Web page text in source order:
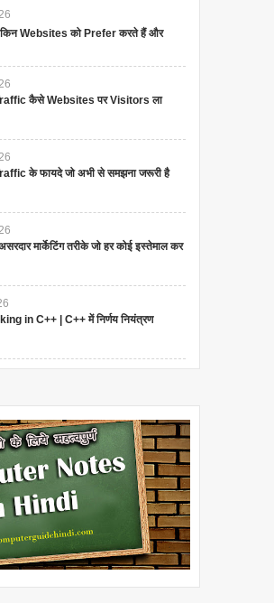
Websites को Prefer करते हैं और
कैसे Websites पर Visitors ला
के फायदे जो अभी से समझना जरूरी है
मार्केटिंग तरीके जो हर कोई इस्तेमाल कर
in C++ | C++ में निर्णय नियंत्रण